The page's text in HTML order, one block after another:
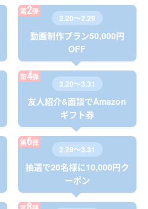
第2弾
2.20〜2.29
動画制作プラン50,000円
OFF
第4弾
2.20〜3.31
友人紹介&面談でAmazon
ギフト券
第6弾
2.28〜3.31
抽選で20名様に10,000円ク
ーポン